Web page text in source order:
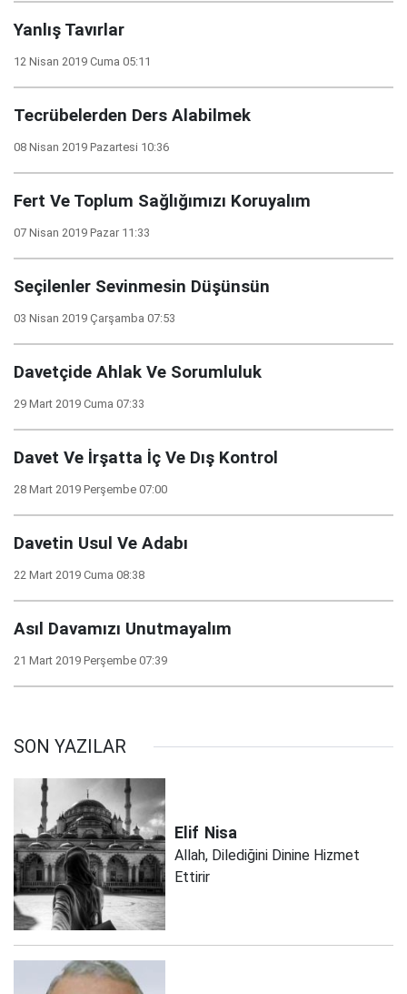
Yanlış Tavırlar
12 Nisan 2019 Cuma 05:11
Tecrübelerden Ders Alabilmek
08 Nisan 2019 Pazartesi 10:36
Fert Ve Toplum Sağlığımızı Koruyalım
07 Nisan 2019 Pazar 11:33
Seçilenler Sevinmesin Düşünsün
03 Nisan 2019 Çarşamba 07:53
Davetçide Ahlak Ve Sorumluluk
29 Mart 2019 Cuma 07:33
Davet Ve İrşatta İç Ve Dış Kontrol
28 Mart 2019 Perşembe 07:00
Davetin Usul Ve Adabı
22 Mart 2019 Cuma 08:38
Asıl Davamızı Unutmayalım
21 Mart 2019 Perşembe 07:39
SON YAZILAR
Elif Nisa
Allah, Dilediğini Dinine Hizmet
Ettirir